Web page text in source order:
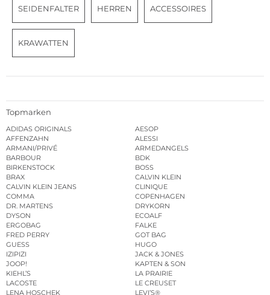
SEIDENFALTER HERREN ACCESSOIRES
KRAWATTEN
Topmarken
ADIDAS ORIGINALS
AESOP
AFFENZAHN
ALESSI
ARMANI/PRIVÉ
ARMEDANGELS
BARBOUR
BDK
BIRKENSTOCK
BOSS
BRAX
CALVIN KLEIN
CALVIN KLEIN JEANS
CLINIQUE
COMMA
COPENHAGEN
DR. MARTENS
DRYKORN
DYSON
ECOALF
ERGOBAG
FALKE
FRED PERRY
GOT BAG
GUESS
HUGO
IZIPIZI
JACK & JONES
JOOP!
KAPTEN & SON
KIEHL’S
LA PRAIRIE
LACOSTE
LE CREUSET
LENA HOSCHEK
LEVI’S®